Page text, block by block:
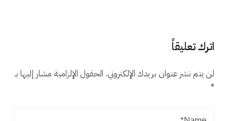
اترك تعليقاً
لن يتم نشر عنوان بريدك الإلكتروني. الحقول الإلزامية مشار إليها بـ
*